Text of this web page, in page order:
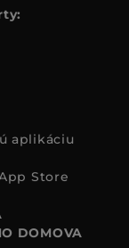
aplikáciu
DOMOVA